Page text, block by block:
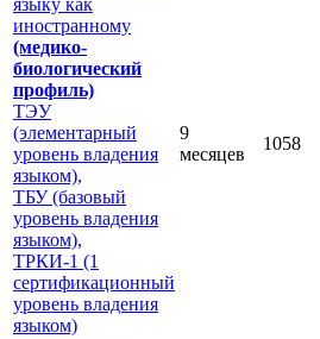
иностранному
(медико-
биологический
профиль)
ТЭУ
(элементарный
уровень владения
языком),
ТБУ (базовый
уровень владения
языком),
ТРКИ-1 (1
сертификационный
уровень владения
языком)
9
месяцев
1058